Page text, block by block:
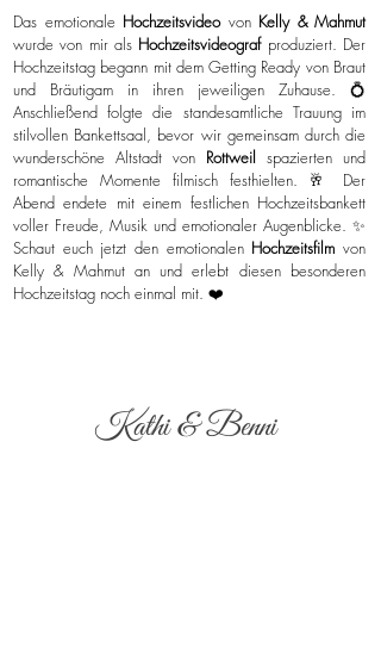
Das emotionale Hochzeitsvideovon Kelly & Mahmut
wurde von mir als Hochzeitsvideograf produziert. Der
Hochzeitstag begann mit dem Getting Ready von Braut
und Bräutigam in ihren jeweiligen Zuhause. 💍
Anschließend folgte die standesamtliche Trauung im
stilvollen Bankettsaal, bevor wir gemeinsam durch die
wunderschöne Altstadt von Rottweil spazierten und
romantische Momente filmisch festhielten. 🥂 Der
Abend endete mit einem festlichen Hochzeitsbankett
voller Freude, Musik und emotionaler Augenblicke. ✨
Schaut euch jetzt den emotionalen Hochzeitsfilmvon
Kelly & Mahmut an und erlebt diesen besonderen
Hochzeitstag noch einmal mit. ❤️
Kathi & Benni